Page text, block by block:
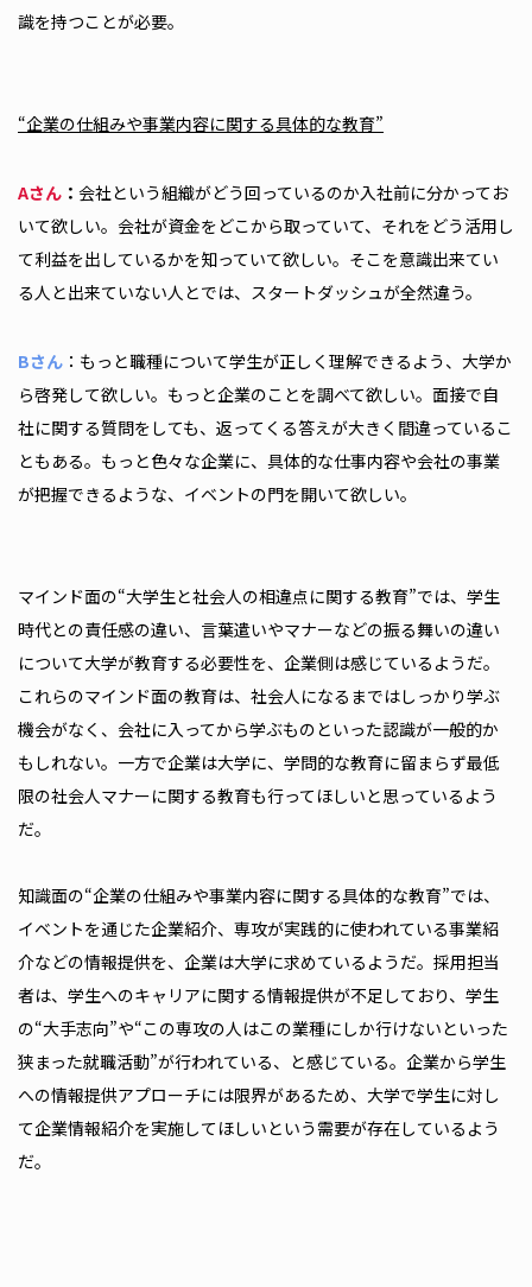
識を持つことが必要。
“企業の仕組みや事業内容に関する具体的な教育”
Aさん ： 会社という組織がどう回っているのか入社前に分かってお
いて欲しい。会社が資金をどこから取っていて、それをどう活用し
て利益を出しているかを知っていて欲しい。そこを意識出来てい
る人と出来ていない人とでは、スタートダッシュが全然違う。
Bさん ：もっと職種について学生が正しく理解できるよう、大学か
ら啓発して欲しい。もっと企業のことを調べて欲しい。面接で自
社に関する質問をしても、返ってくる答えが大きく間違っているこ
ともある。もっと色々な企業に、具体的な仕事内容や会社の事業
が把握できるような、イベントの門を開いて欲しい。
マインド面の“大学生と社会人の相違点に関する教育”では、学生
時代との責任感の違い、言葉遣いやマナーなどの振る舞いの違い
について大学が教育する必要性を、企業側は感じているようだ。
これらのマインド面の教育は、社会人になるまではしっかり学ぶ
機会がなく、会社に入ってから学ぶものといった認識が一般的か
もしれない。一方で企業は大学に、学問的な教育に留まらず最低
限の社会人マナーに関する教育も行ってほしいと思っているよう
だ。
知識面の“企業の仕組みや事業内容に関する具体的な教育”では、
イベントを通じた企業紹介、専攻が実践的に使われている事業紹
介などの情報提供を、企業は大学に求めているようだ。採用担当
者は、学生へのキャリアに関する情報提供が不足しており、学生
の“大手志向”や“この専攻の人はこの業種にしか行けないといった
狭まった就職活動”が行われている、と感じている。企業から学生
への情報提供アプローチには限界があるため、大学で学生に対し
て企業情報紹介を実施してほしいという需要が存在しているよう
だ。